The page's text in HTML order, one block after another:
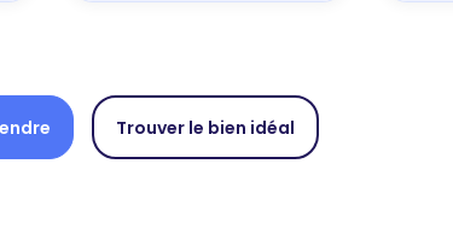
Trouver le bien idéal